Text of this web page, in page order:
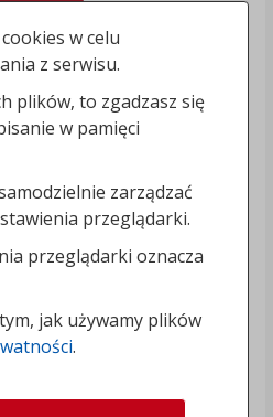
w celu
z serwisu.
plików, to zgadzasz się
w pamięci
zarządzać
przeglądarki.
przeglądarki oznacza
jak używamy plików
.